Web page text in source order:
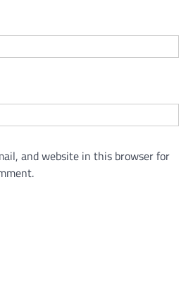
and website in this browser for